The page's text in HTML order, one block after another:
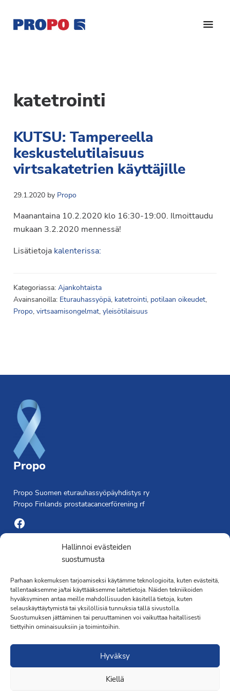
Hallinnoi evästeiden
suostumusta
Parhaan kokemuksen tarjoamiseksi käytämme teknologioita, kuten evästeitä,
tallentaaksemme ja/tai käyttääksemme laitetietoja. Näiden tekniikoiden
hyväksyminen antaa meille mahdollisuuden käsitellä tietoja, kuten
selauskäyttäytymistä tai yksilöllisiä tunnuksia tällä sivustolla.
Suostumuksen jättäminen tai peruuttaminen voi vaikuttaa haitallisesti
tiettyihin ominaisuuksiin ja toimintoihin.
Hyväksy
Kiellä
pääsisältöön
alatunnisteeseen
Suomen
eturauhassyöpäyhdistys
Ry
potilasjärjestö,
joka
perustettu
vuonna
1997.
Yhdistys
Suomen
Syöpäyhdistyksen
jäsenjärjestö.
katetrointi
KUTSU: Tampereella
keskustelutilaisuus
virtsakatetrien käyttäjille
29.1.2020by Propo
Maanantaina 10.2.2020 klo 16:30-19:00. Ilmoittaudu
mukaan 3.2.2020 mennessä!
Lisätietoja kalenterissa:
Kategoriassa: Ajankohtaista
Avainsanoilla: Eturauhassyöpä, katetrointi, potilaan oikeudet,
Propo, virtsaamisongelmat, yleisötilaisuus
Propo
Propo Suomen eturauhassyöpäyhdistys ry
Propo Finlands prostatacancerförening rf
Facebook
Yhdistyksen toimisto
Laivapojankatu 3 C, 00180 Helsinki
toimisto@propo.fi
Saavutettavuusseloste »
Toiminnanjohtaja